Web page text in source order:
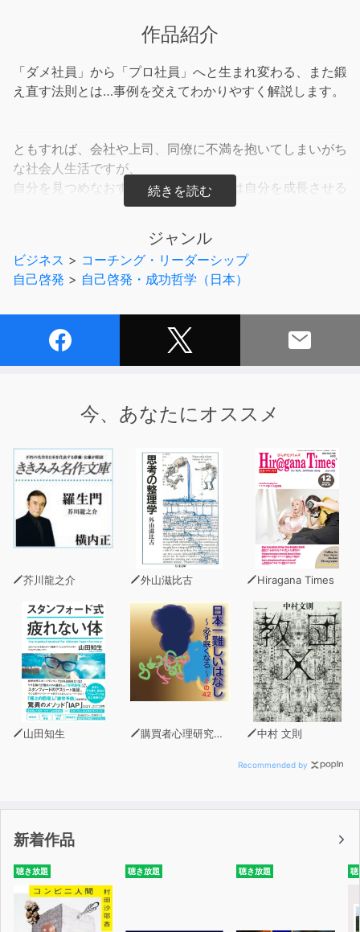
作品紹介
「ダメ社員」から「プロ社員」へと生まれ変わる、また鍛
え直す法則とは…事例を交えてわかりやすく解説します。
ともすれば、会社や上司、同僚に不満を抱いてしまいがち
な社会人生活ですが、
自分を見つめなおすことで、不の感情は自分を成長させる
糧に転換させたいものです。
安易な転職よりも、今いるこの会社での仕事をいかに楽し
自分をはめる努力は必要なのだというメッセージが
ジャンル
ビジネス > コーチング・リーダーシップ
自己啓発 > 自己啓発・成功哲学（日本）
今、あなたにオススメ
芥川龍之介 外山滋比古 Hiragana Times
山田知生 購買者心理研究所 株式会社モデンナ 顧問 青木幹和 中村 文則
Recommended by
新着作品
聴き放題 聴き放題 聴き放題 聴